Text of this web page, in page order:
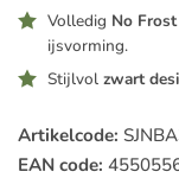
Volledig No Frost
ijsvorming.
Stijlvol zwart
Artikelcode:
EAN code: